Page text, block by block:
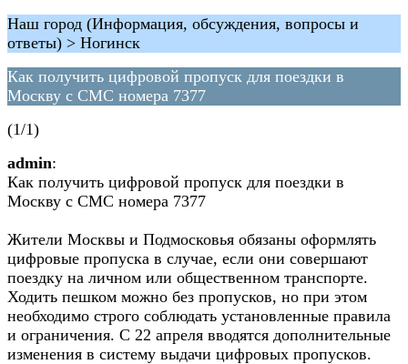
Наш город (Информация, обсуждения, вопросы и
ответы) > Ногинск
Как получить цифровой пропуск для поездки в
Москву с СМС номера 7377
(1/1)
admin:
Как получить цифровой пропуск для поездки в
Москву с СМС номера 7377
Жители Москвы и Подмосковья обязаны оформлять
цифровые пропуска в случае, если они совершают
поездку на личном или общественном транспорте.
Ходить пешком можно без пропусков, но при этом
необходимо строго соблюдать установленные правила
и ограничения. С 22 апреля вводятся дополнительные
изменения в систему выдачи цифровых пропусков.